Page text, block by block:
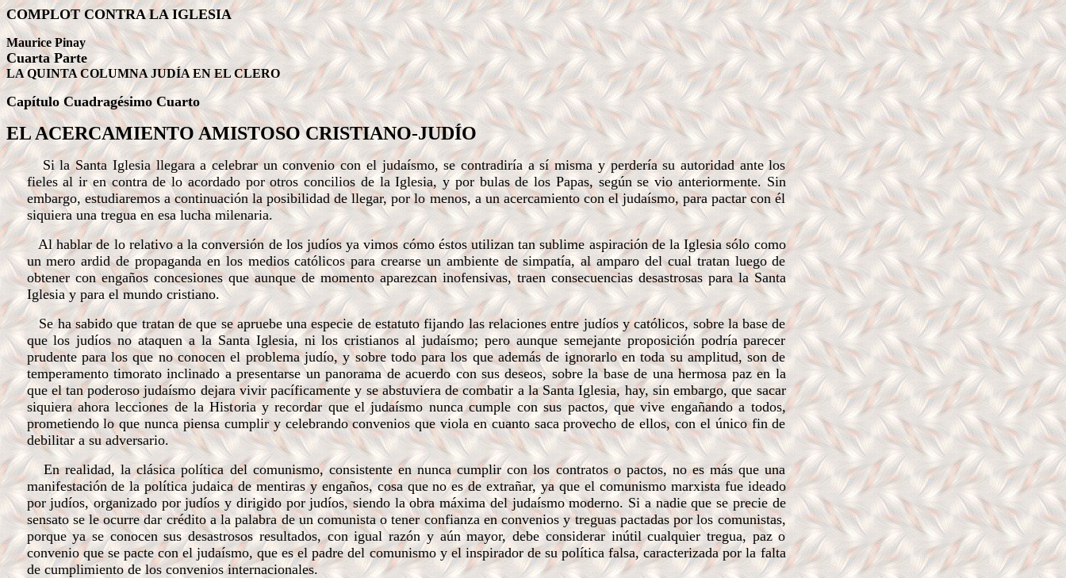
COMPLOT CONTRA LA IGLESIA
Maurice Pinay
Cuarta Parte
LA QUINTA COLUMNA JUDÍA EN EL CLERO
Capítulo Cuadragésimo Cuarto
EL ACERCAMIENTO AMISTOSO CRISTIANO-JUDÍO
Si la Santa Iglesia llegara a celebrar un convenio con el judaísmo, se contradiría a sí misma y perdería su autoridad ante los
fieles al ir en contra de lo acordado por otros concilios de la Iglesia, y por bulas de los Papas, según se vio anteriormente. Sin
embargo, estudiaremos a continuación la posibilidad de llegar, por lo menos, a un acercamiento con el judaísmo, para pactar con él
siquiera una tregua en esa lucha milenaria.
Al hablar de lo relativo a la conversión de los judíos ya vimos cómo éstos utilizan tan sublime aspiración de la Iglesia sólo como
un mero ardid de propaganda en los medios católicos para crearse un ambiente de simpatía, al amparo del cual tratan luego de
obtener con engaños concesiones que aunque de momento aparezcan inofensivas, traen consecuencias desastrosas para la Santa
Iglesia y para el mundo cristiano.
Se ha sabido que tratan de que se apruebe una especie de estatuto fijando las relaciones entre judíos y católicos, sobre la base de
que los judíos no ataquen a la Santa Iglesia, ni los cristianos al judaísmo; pero aunque semejante proposición podría parecer
prudente para los que no conocen el problema judío, y sobre todo para los que además de ignorarlo en toda su amplitud, son de
temperamento timorato inclinado a presentarse un panorama de acuerdo con sus deseos, sobre la base de una hermosa paz en la
que el tan poderoso judaísmo dejara vivir pacíficamente y se abstuviera de combatir a la Santa Iglesia, hay, sin embargo, que sacar
siquiera ahora lecciones de la Historia y recordar que el judaísmo nunca cumple con sus pactos, que vive engañando a todos,
prometiendo lo que nunca piensa cumplir y celebrando convenios que viola en cuanto saca provecho de ellos, con el único fin de
debilitar a su adversario.
En realidad, la clásica política del comunismo, consistente en nunca cumplir con los contratos o pactos, no es más que una
manifestación de la política judaica de mentiras y engaños, cosa que no es de extrañar, ya que el comunismo marxista fue ideado
por judíos, organizado por judíos y dirigido por judíos, siendo la obra máxima del judaísmo moderno. Si a nadie que se precie de
sensato se le ocurre dar crédito a la palabra de un comunista o tener confianza en convenios y treguas pactadas por los comunistas,
porque ya se conocen sus desastrosos resultados, con igual razón y aún mayor, debe considerar inútil cualquier tregua, paz o
convenio que se pacte con el judaísmo, que es el padre del comunismo y el inspirador de su política falsa, caracterizada por la falta
de cumplimiento de los convenios internacionales.